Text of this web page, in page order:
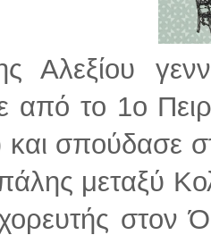
Αλεξίου
από το 1ο
και σπούδασε
μεταξύ
στον